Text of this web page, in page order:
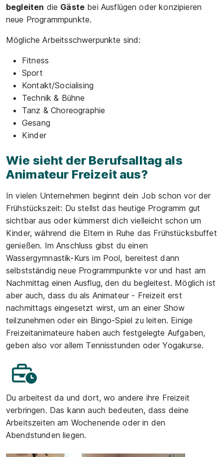
begleiten die Gäste bei Ausflügen oder konzipieren
neue Programmpunkte.
Mögliche Arbeitsschwerpunkte sind:
Fitness
Sport
Kontakt/Socialising
Technik & Bühne
Tanz & Choreographie
Gesang
Kinder
Wie sieht der Berufsalltag als
Animateur Freizeit aus?
In vielen Unternehmen beginnt dein Job schon vor der
Frühstückszeit: Du stellst das heutige Programm gut
sichtbar aus oder kümmerst dich vielleicht schon um
Kinder, während die Eltern in Ruhe das Frühstücksbuffet
genießen. Im Anschluss gibst du einen
Wassergymnastik-Kurs im Pool, bereitest dann
selbstständig neue Programmpunkte vor und hast am
Nachmittag einen Ausflug, den du begleitest. Möglich ist
aber auch, dass du als Animateur - Freizeit erst
nachmittags eingesetzt wirst, um an einer Show
teilzunehmen oder ein Bingo-Spiel zu leiten. Einige
Freizeitanimateure haben auch festgelegte Aufgaben,
geben also vor allem Tennisstunden oder Yogakurse.
Du arbeitest da und dort, wo andere ihre Freizeit
verbringen. Das kann auch bedeuten, dass deine
Arbeitszeiten am Wochenende oder in den
Abendstunden liegen.